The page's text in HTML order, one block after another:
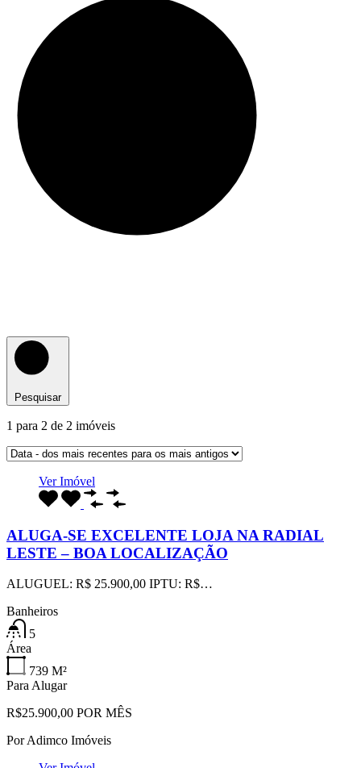
Pesquisar
1 para 2 de 2 imóveis
Ver Imóvel
ALUGA-SE EXCELENTE LOJA NA RADIAL
LESTE – BOA LOCALIZAÇÃO
ALUGUEL: R$ 25.900,00 IPTU: R$…
Banheiros
5
Área
739 M²
Para Alugar
R$25.900,00 POR MÊS
PorAdimco Imóveis